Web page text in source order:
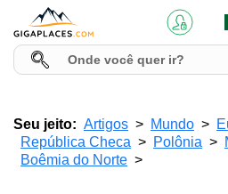
Seu jeito: Artigos Mundo
República Checa
Polônia
Boêmia do Norte